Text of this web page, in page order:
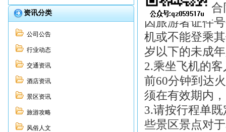
资讯分类
公司公告
行业动态
交通资讯
酒店资讯
景区资讯
旅游攻略
风俗人文
1.请仔细核对
因旅游者证件
机或不能登乘
岁以下的未成
2.乘坐飞机的
前60分钟到达
须在有效期内
3.请按行程单
些景区景点对